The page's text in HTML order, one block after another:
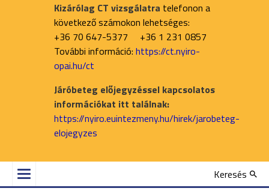
Kizárólag CT vizsgálatra telefonon a
következő számokon lehetséges:
+36 70 647-5377 +36 1 231 0857
További információ: https://ct.nyiro-
opai.hu/ct
Járóbeteg előjegyzéssel kapcsolatos
információkat itt találnak:
https://nyiro.euintezmeny.hu/hirek/jarobeteg-
elojegyzes
Keresés